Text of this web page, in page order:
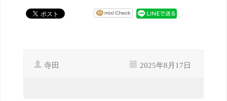
寺田 2025年8月17日